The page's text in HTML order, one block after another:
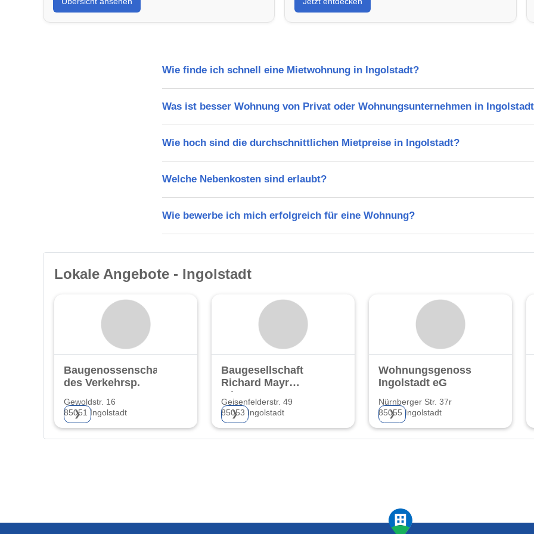
Wie finde ich schnell eine Mietwohnung in Ingolstadt?
Was ist besser Wohnung von Privat oder Wohnungsunternehmen in
Wie hoch sind die durchschnittlichen Mietpreise in Ingolstadt?
Welche Nebenkosten sind erlaubt?
Wie bewerbe ich mich erfolgreich für eine Wohnung?
Lokale Angebote - Ingolstadt
Baugenossenschaft
des Verkehrsp.
Gewoldstr. 16
85051 Ingolstadt
❯
Baugesellschaft
Richard Mayr
mbH
Geisenfelderstr. 49
85053 Ingolstadt
❯
Wohnungsgenossenschaft
Ingolstadt eG
Nürnberger Str. 37r
85055 Ingolstadt
❯